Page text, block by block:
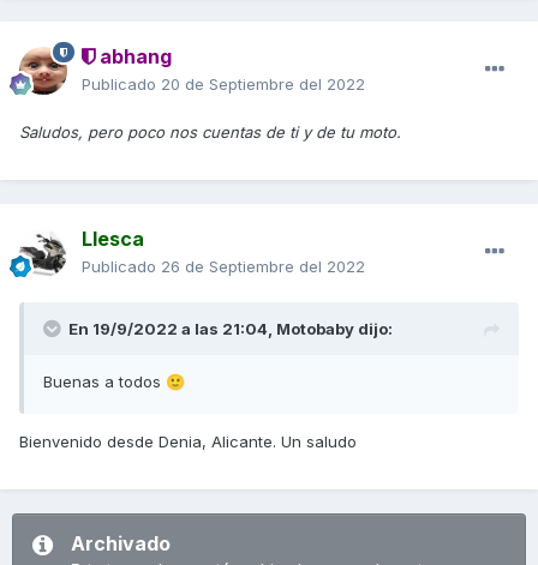
abhang
Publicado 20 de Septiembre del 2022
Saludos, pero poco nos cuentas de ti y de tu moto.
Llesca
Publicado 26 de Septiembre del 2022
En 19/9/2022 a las 21:04, Motobaby dijo:
Buenas a todos 🙂
Bienvenido desde Denia, Alicante. Un saludo
Archivado